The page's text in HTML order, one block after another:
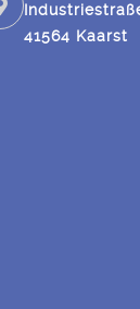
41564 Kaarst